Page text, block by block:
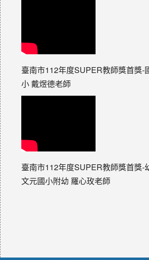
臺南市112年度SUPER教師獎首獎-
小 戴煜德老師
臺南市112年度SUPER教師獎首獎-
文元國小附幼 羅心玫老師